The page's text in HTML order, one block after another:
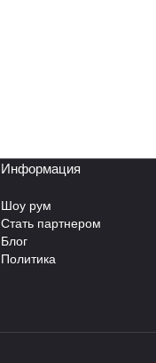
Информация
Шоу рум
Стать партнером
Блог
Политика